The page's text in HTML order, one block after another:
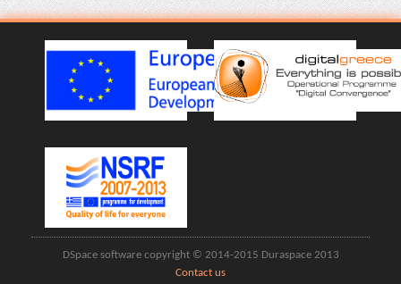
DSpace software copyright © 2014-2015 Duraspace 2013
Contact us